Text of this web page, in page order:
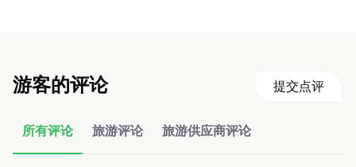
游客的评论 提交点评
所有评论 旅游评论 旅游供应商评论